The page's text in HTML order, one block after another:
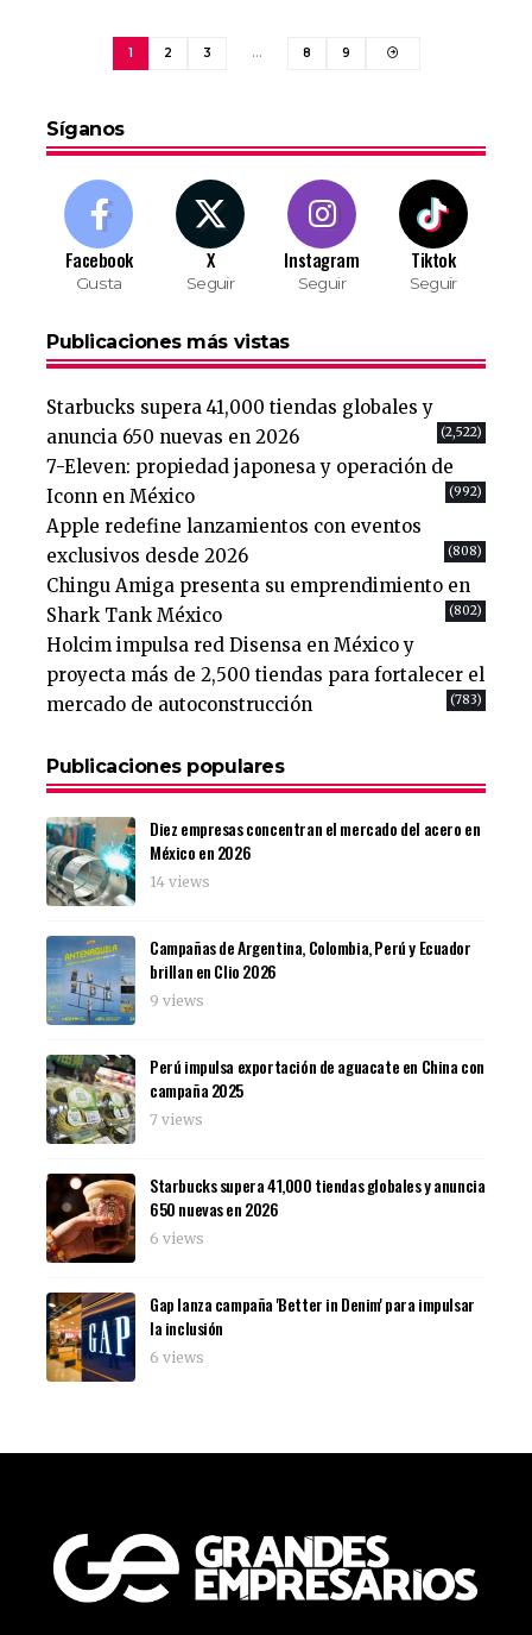
1 2 3 … 8 9
Síganos
Facebook
Gusta
X
Seguir
Instagram
Seguir
Tiktok
Seguir
Publicaciones más vistas
Starbucks supera 41,000 tiendas globales y
anuncia 650 nuevas en 2026
(2,522)
7-Eleven: propiedad japonesa y operación de
Iconn en México
(992)
Apple redefine lanzamientos con eventos
exclusivos desde 2026
(808)
Chingu Amiga presenta su emprendimiento en
Shark Tank México
(802)
Holcim impulsa red Disensa en México y
proyecta más de 2,500 tiendas para fortalecer el
mercado de autoconstrucción
(783)
Publicaciones populares
Diez empresas concentran el mercado del acero en
México en 2026
14 views
Campañas de Argentina, Colombia, Perú y Ecuador
brillan en Clio 2026
9 views
Perú impulsa exportación de aguacate en China con
campaña 2025
7 views
Starbucks supera 41,000 tiendas globales y anuncia
650 nuevas en 2026
6 views
Gap lanza campaña 'Better in Denim' para impulsar
la inclusión
6 views